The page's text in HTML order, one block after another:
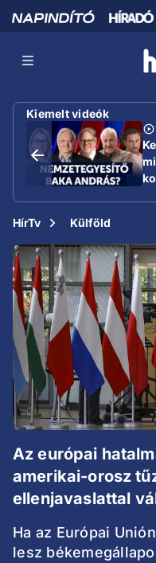
Kiemelt videók
HírTv Külföld
Az európai
amerikai-orosz
ellenjavaslattal
Ha az Európai
lesz